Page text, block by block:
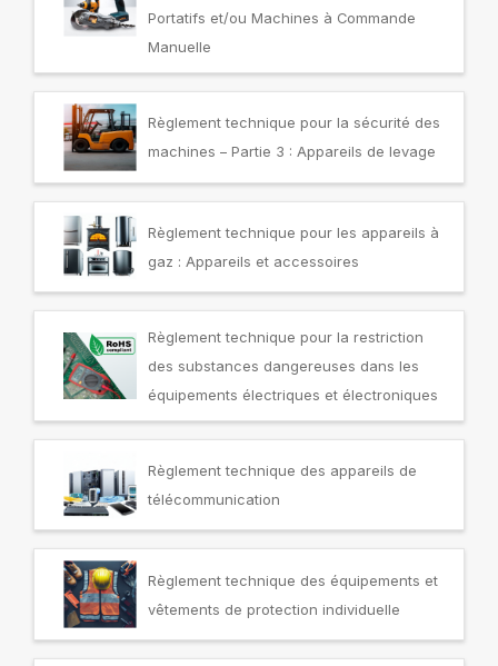
Portatifs et/ou Machines à Commande
Manuelle
Règlement technique pour la sécurité des
machines – Partie 3 : Appareils de levage
Règlement technique pour les appareils à
gaz : Appareils et accessoires
Règlement technique pour la restriction
des substances dangereuses dans les
équipements électriques et électroniques
Règlement technique des appareils de
télécommunication
Règlement technique des équipements et
vêtements de protection individuelle